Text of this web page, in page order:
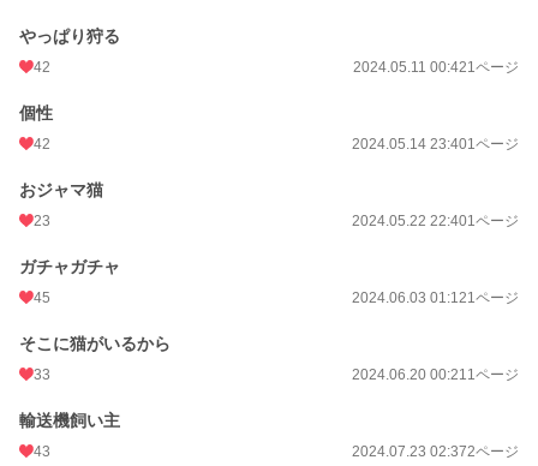
やっぱり狩る
42 2024.05.11 00:421ページ
個性
42 2024.05.14 23:401ページ
おジャマ猫
23 2024.05.22 22:401ページ
ガチャガチャ
45 2024.06.03 01:121ページ
そこに猫がいるから
33 2024.06.20 00:211ページ
輸送機飼い主
43 2024.07.23 02:372ページ